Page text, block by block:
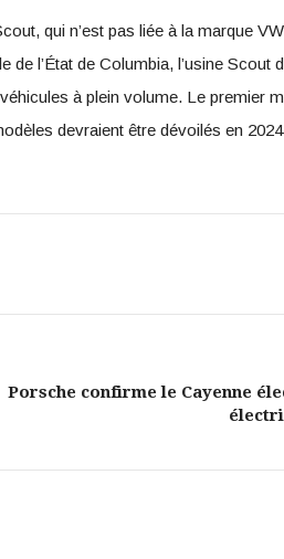
qui n’est pas liée à la marque
l’État de Columbia, l’usine Scout
à plein volume. Le premier
devraient être dévoilés en
Porsche confirme le Cayenne